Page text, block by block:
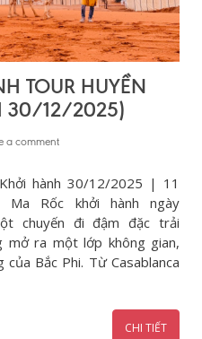
TOUR HUYỀN
30/12/2025)
a comment
hành 30/12/2025 | 11
Rốc khởi hành ngày
chuyến đi đậm đặc trải
mở ra một lớp không gian,
Bắc Phi. Từ Casablanca
CHI TIẾT